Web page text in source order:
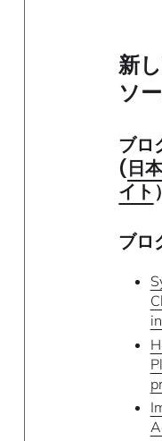
新
ソ
ブロ
(日
イト ）
ブロ